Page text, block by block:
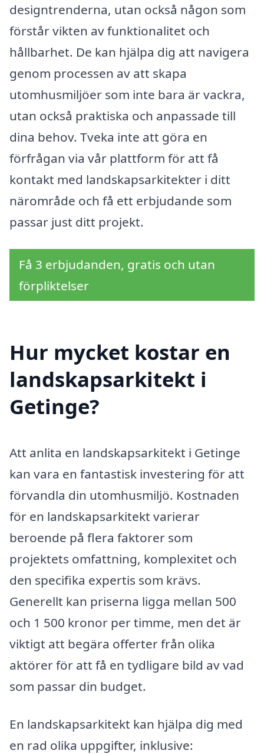
designtrenderna, utan också någon som
förstår vikten av funktionalitet och
hållbarhet. De kan hjälpa dig att navigera
genom processen av att skapa
utomhusmiljöer som inte bara är vackra,
utan också praktiska och anpassade till
dina behov. Tveka inte att göra en
förfrågan via vår plattform för att få
kontakt med landskapsarkitekter i ditt
närområde och få ett erbjudande som
passar just ditt projekt.
Få 3 erbjudanden, gratis och utan
förpliktelser
Hur mycket kostar en
landskapsarkitekt i
Getinge?
Att anlita en landskapsarkitekt i Getinge
kan vara en fantastisk investering för att
förvandla din utomhusmiljö. Kostnaden
för en landskapsarkitekt varierar
beroende på flera faktorer som
projektets omfattning, komplexitet och
den specifika expertis som krävs.
Generellt kan priserna ligga mellan 500
och 1 500 kronor per timme, men det är
viktigt att begära offerter från olika
aktörer för att få en tydligare bild av vad
som passar din budget.
En landskapsarkitekt kan hjälpa dig med
en rad olika uppgifter, inklusive: